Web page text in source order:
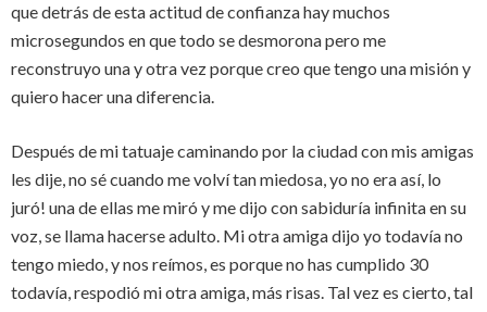
que detrás de esta actitud de confianza hay muchos
microsegundos en que todo se desmorona pero me
reconstruyo una y otra vez porque creo que tengo una misión y
quiero hacer una diferencia.
Después de mi tatuaje caminando por la ciudad con mis amigas
les dije, no sé cuando me volví tan miedosa, yo no era así, lo
juró! una de ellas me miró y me dijo con sabiduría infinita en su
voz, se llama hacerse adulto. Mi otra amiga dijo yo todavía no
tengo miedo, y nos reímos, es porque no has cumplido 30
todavía, respodió mi otra amiga, más risas. Tal vez es cierto, tal